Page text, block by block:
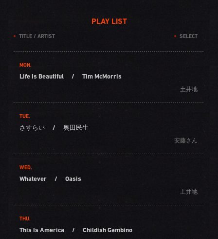
PLAY LIST
TITLE / ARTIST SELECT
MON.
Life Is Beautiful / Tim McMorris
土井地
TUE.
さすらい / 奥田民生
安藤さん
WED.
Whatever / Oasis
土井地
THU.
This Is America / Childish Gambino